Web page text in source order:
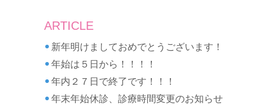
ARTICLE
新年明けましておめでとうございます！
年始は５日から！！！！
年内２７日で終了です！！！
年末年始休診、診療時間変更のお知らせ